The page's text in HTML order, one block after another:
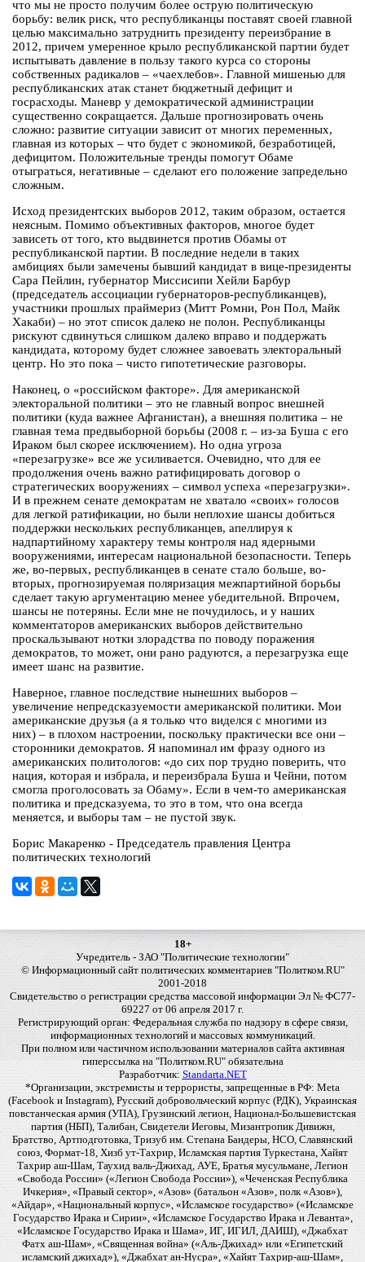
что мы не просто получим более острую политическую
борьбу: велик риск, что республиканцы поставят своей главной
целью максимально затруднить президенту переизбрание в
2012, причем умеренное крыло республиканской партии будет
испытывать давление в пользу такого курса со стороны
собственных радикалов – «чаехлебов». Главной мишенью для
республиканских атак станет бюджетный дефицит и
госрасходы. Маневр у демократической администрации
существенно сокращается. Дальше прогнозировать очень
сложно: развитие ситуации зависит от многих переменных,
главная из которых – что будет с экономикой, безработицей,
дефицитом. Положительные тренды помогут Обаме
отыграться, негативные – сделают его положение запредельно
сложным.
Исход президентских выборов 2012, таким образом, остается
неясным. Помимо объективных факторов, многое будет
зависеть от того, кто выдвинется против Обамы от
республиканской партии. В последние недели в таких
амбициях были замечены бывший кандидат в вице-президенты
Сара Пейлин, губернатор Миссисипи Хейли Барбур
(председатель ассоциации губернаторов-республиканцев),
участники прошлых праймериз (Митт Ромни, Рон Пол, Майк
Хакаби) – но этот список далеко не полон. Республиканцы
рискуют сдвинуться слишком далеко вправо и поддержать
кандидата, которому будет сложнее завоевать электоральный
центр. Но это пока – чисто гипотетические разговоры.
Наконец, о «российском факторе». Для американской
электоральной политики – это не главный вопрос внешней
политики (куда важнее Афганистан), а внешняя политика – не
главная тема предвыборной борьбы (2008 г. – из-за Буша с его
Ираком был скорее исключением). Но одна угроза
«перезагрузке» все же усиливается. Очевидно, что для ее
продолжения очень важно ратифицировать договор о
стратегических вооружениях – символ успеха «перезагрузки».
И в прежнем сенате демократам не хватало «своих» голосов
для легкой ратификации, но были неплохие шансы добиться
поддержки нескольких республиканцев, апеллируя к
надпартийному характеру темы контроля над ядерными
вооружениями, интересам национальной безопасности. Теперь
же, во-первых, республиканцев в сенате стало больше, во-
вторых, прогнозируемая поляризация межпартийной борьбы
сделает такую аргументацию менее убедительной. Впрочем,
шансы не потеряны. Если мне не почудилось, и у наших
комментаторов американских выборов действительно
проскальзывают нотки злорадства по поводу поражения
демократов, то может, они рано радуются, а перезагрузка еще
имеет шанс на развитие.
Наверное, главное последствие нынешних выборов –
увеличение непредсказуемости американской политики. Мои
американские друзья (а я только что виделся с многими из
них) – в плохом настроении, поскольку практически все они –
сторонники демократов. Я напоминал им фразу одного из
американских политологов: «до сих пор трудно поверить, что
нация, которая и избрала, и переизбрала Буша и Чейни, потом
смогла проголосовать за Обаму». Если в чем-то американская
политика и предсказуема, то это в том, что она всегда
меняется, и выборы там – не пустой звук.
Борис Макаренко - Председатель правления Центра
политических технологий
18+
Учредитель - ЗАО "Политические технологии"
© Информационный сайт политических комментариев "Политком.RU"
2001-2018
Свидетельство о регистрации средства массовой информации Эл № ФС77-
69227 от 06 апреля 2017 г.
Регистрирующий орган: Федеральная служба по надзору в сфере связи,
информационных технологий и массовых коммуникаций.
При полном или частичном использовании материалов сайта активная
гиперссылка на "Политком.RU" обязательна
Разработчик: Standarta.NET
*Организации, экстремисты и террористы, запрещенные в РФ: Meta
(Facebook и Instagram), Русский добровольческий корпус (РДК), Украинская
повстанческая армия (УПА), Грузинский легион, Национал-Большевистская
партия (НБП), Талибан, Свидетели Иеговы, Мизантропик Дивижн,
Братство, Артподготовка, Тризуб им. Степана Бандеры, НСО, Славянский
союз, Формат-18, Хизб ут-Тахрир, Исламская партия Туркестана, Хайят
Тахрир аш-Шам, Таухид валь-Джихад, АУЕ, Братья мусульмане, Легион
«Свобода России» («Легион Свобода России»), «Чеченская Республика
Ичкерия», «Правый сектор», «Азов» (батальон «Азов», полк «Азов»),
«Айдар», «Национальный корпус», «Исламское государство» («Исламское
Государство Ирака и Сирии», «Исламское Государство Ирака и Леванта»,
«Исламское Государство Ирака и Шама», ИГ, ИГИЛ, ДАИШ), «Джабхат
Фатх аш-Шам», «Священная война» («Аль-Джихад» или «Египетский
исламский джихад»), «Джабхат ан-Нусра», «Хайят Тахрир-аш-Шам»,